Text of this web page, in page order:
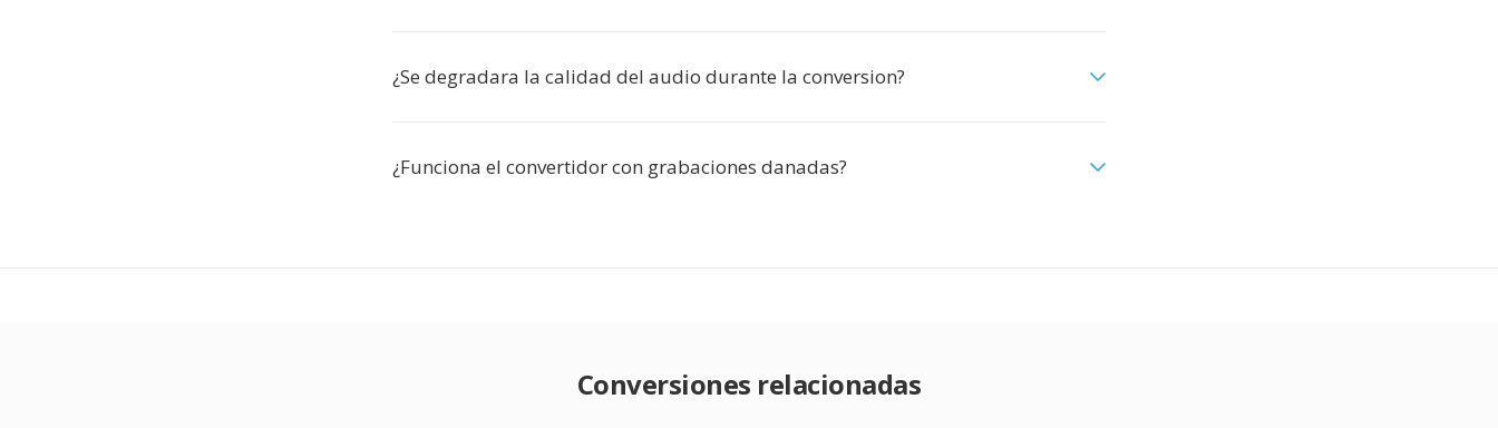
¿Se degradara la calidad del audio durante la conversion?
¿Funciona el convertidor con grabaciones danadas?
Conversiones relacionadas